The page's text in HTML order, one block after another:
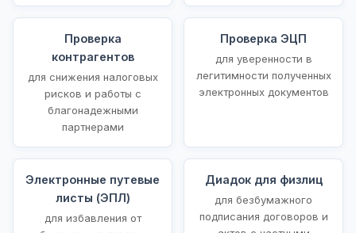
Проверка
контрагентов
для снижения налоговых
рисков и работы с
благонадежными
партнерами
Проверка ЭЦП
для уверенности в
легитимности полученных
электронных документов
Электронные путевые
листы (ЭПЛ)
для избавления от
Диадок для физлиц
для безбумажного
подписания договоров и